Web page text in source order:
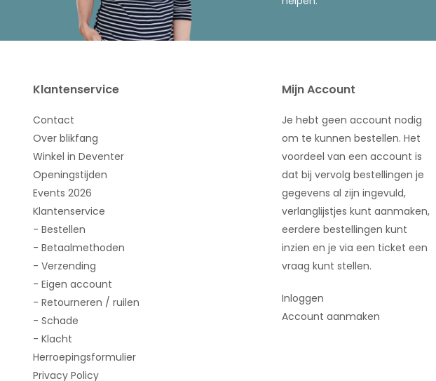
Klantenservice
Contact
Over blikfang
Winkel in Deventer
Openingstijden
Events 2026
Klantenservice
- Bestellen
- Betaalmethoden
- Verzending
- Eigen account
- Retourneren / ruilen
- Schade
- Klacht
Herroepingsformulier
Privacy Policy
Mijn Account
Je hebt geen account nodig
om te kunnen bestellen. Het
voordeel van een account is
dat bij vervolg bestellingen je
gegevens al zijn ingevuld,
verlanglijstjes kunt aanmaken,
eerdere bestellingen kunt
inzien en je via een ticket een
vraag kunt stellen.
Inloggen
Account aanmaken